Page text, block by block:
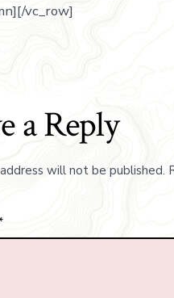
vc_row]
a Reply
will not be published.